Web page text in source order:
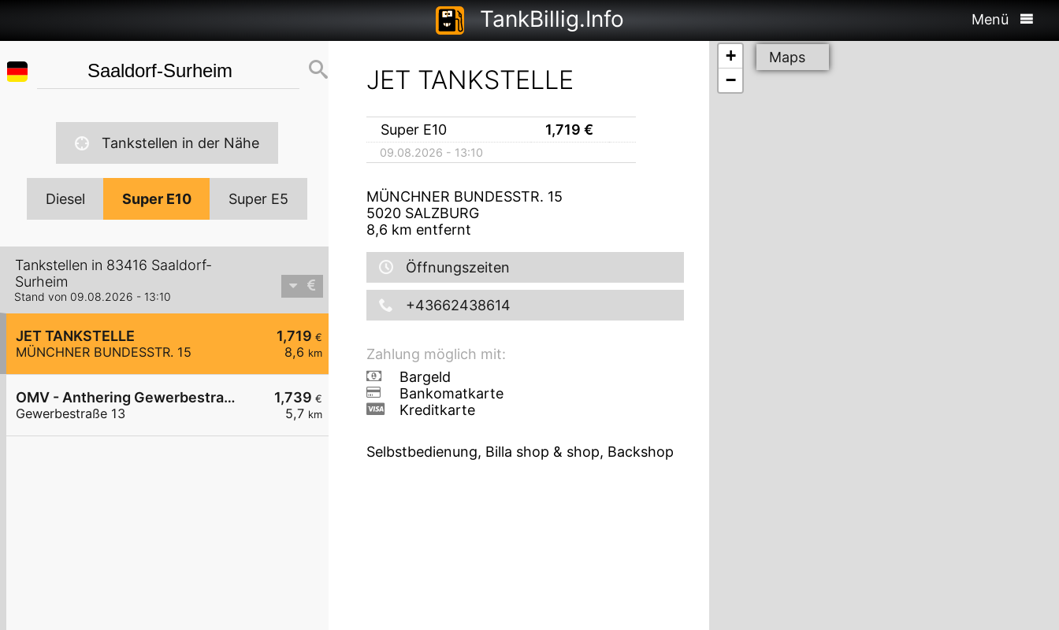
TankBillig.Info Menü
Tankstellen in der Nähe
Diesel Super E10 Super E5
Tankstellen in 83416 Saaldorf-
Surheim
Stand von 09.08.2026 - 13:10
1,719 €
8,6 km
JET TANKSTELLE
MÜNCHNER BUNDESSTR. 15
1,739 €
5,7 km
OMV - Anthering Gewerbestraße 13
Gewerbestraße 13
JET TANKSTELLE
Super E10 1,719 €
09.08.2026 - 13:10
MÜNCHNER BUNDESSTR. 15
5020 SALZBURG
8,6 km entfernt
Öffnungszeiten
+43662438614
Zahlung möglich mit:
Bargeld
Bankomatkarte
Kreditkarte
Selbstbedienung, Billa shop & shop, Backshop
+
−
Maps